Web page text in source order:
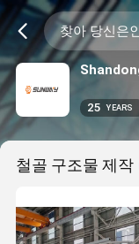
25 YEARS
철골 구조물 제작